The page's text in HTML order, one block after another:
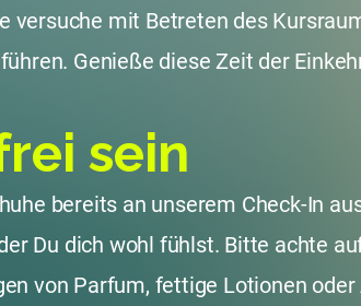
versuche mit Betreten des
Genieße diese Zeit der
sein
bereits an unserem Check-In
Du dich wohl fühlst. Bitte achte
von Parfum, fettige Lotionen oder